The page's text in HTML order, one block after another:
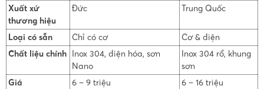
Xuất xứ
thương hiệu
Đức Trung Quốc
Loại có sẵn Chỉ có cơ
Cơ & điện
Chất liệu chính Inox 304, điện hóa, sơn
Nano
Inox 304 rổ, khung
sơn
Giá
6 – 9 triệu
6 – 16 triệu